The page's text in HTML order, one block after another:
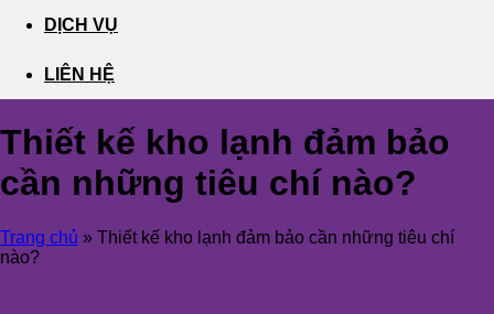
DỊCH VỤ
LIÊN HỆ
Thiết kế kho lạnh đảm bảo
cần những tiêu chí nào?
Trang chủ » Thiết kế kho lạnh đảm bảo cần những tiêu chí
nào?